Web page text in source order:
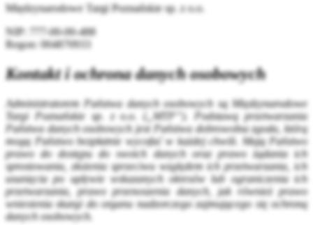
Międzynarodowe Targi Poznańskie sp. z o.o.
NIP:
777-00-00-488
Regon: 004870933
Kontakt i ochrona danych osobowych
Administratorem Państwa danych osobowych są Międzynarodowe
Targi Poznańskie sp. z o.o. („MTP”). Podstawą przetwarzania
Państwa danych osobowych jest Państwa dobrowolna zgoda, którą
mogą Państwo bezpłatnie wycofać w każdej chwili. Mają Państwo
prawo do dostępu do swoich danych oraz prawo żądania ich
sprostowania, złożenia sprzeciwu względem ich przetwarzania, ich
usunięcia po upływie wskazanych okresów lub ograniczenia ich
przetwarzania, prawo przenoszenia danych, jak również prawo
wniesienia skargi do organu nadzorczego zajmującego się ochroną
danych osobowych.